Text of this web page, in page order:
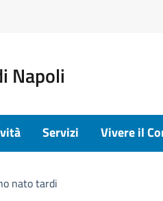
Napoli
Servizi Vivere il
nato tardi